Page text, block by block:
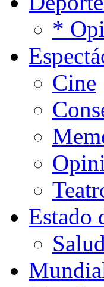
*
Cine
Estado